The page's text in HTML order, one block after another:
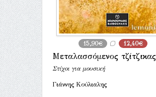
15,90€ 12,40€
Μεταλασσόμενος τζίτζικας
Στίχοι για μουσική
Γιάννης Κούλιαλης